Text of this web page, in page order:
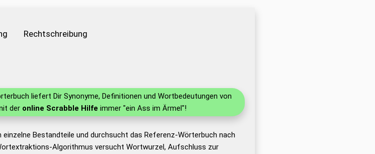
Rechtschreibung
liefert Dir Synonyme, Definitionen und Wortbedeutungen von
der online Scrabble Hilfe immer "ein Ass im Ärmel"!
Bestandteile und durchsucht das Referenz-Wörterbuch nach
Algorithmus versucht Wortwurzel, Aufschluss zur